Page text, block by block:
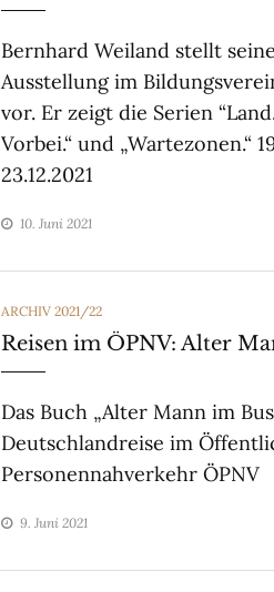
Bernhard Weiland stellt seine
Ausstellung im
vor. Er zeigt die Serien
Vorbei.“ und „Wartezonen.“
23.12.2021
10. Juni 2021
CATEGORIES
ARCHIV 2021/22
Reisen im ÖPNV: Alter
Das Buch „Alter Mann im
Deutschlandreise im
Personennahverkehr ÖPNV
9. Juni 2021